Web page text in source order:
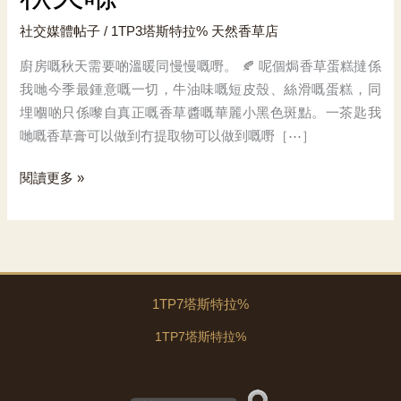
社交媒體帖子 / 1TP3塔斯特拉% 天然香草店
廚房嘅秋天需要啲溫暖同慢慢嘅嘢。 🍂 呢個焗香草蛋糕撻係
我哋今季最鍾意嘅一切，牛油味嘅短皮殼、絲滑嘅蛋糕，同
埋嗰啲只係嚟自真正嘅香草醬嘅華麗小黑色斑點。一茶匙我
哋嘅香草膏可以做到冇提取物可以做到嘅嘢［⋯］
秋
喺
閱讀更多 »
1TP7塔斯特拉%
1TP7塔斯特拉%